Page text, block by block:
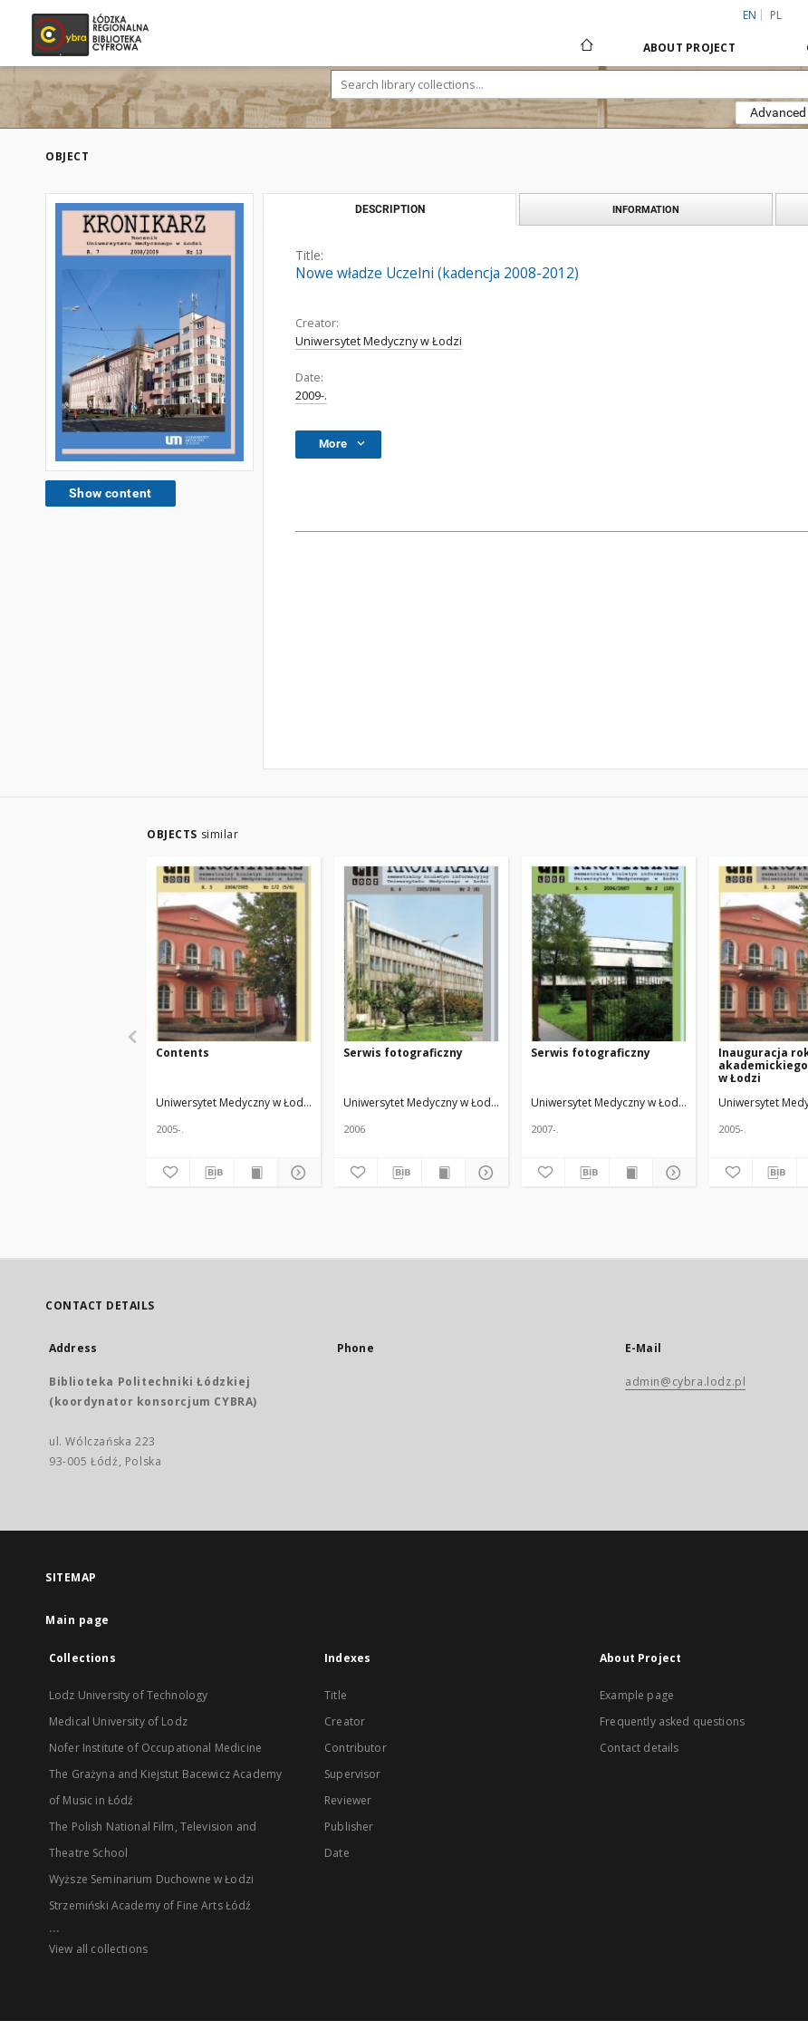
EN PL
ABOUT PROJECT
OBJECT
Show content
DESCRIPTION INFORMATION
Title:
Nowe władze Uczelni (kadencja 2008-2012)
Creator:
Uniwersytet Medyczny w Łodzi
Date:
2009-.
More
OBJECTS similar
Contents
Uniwersytet Medyczny w Łodzi Żmuda, Ryszard. Red. nacz.
2005-.
Serwis fotograficzny
Uniwersytet Medyczny w Łodzi Żmuda, Ryszard. Red. nacz.
2006
Serwis fotograficzny
Uniwersytet Medyczny w Łodzi Żmuda, Ryszard. Red.
2007-.
Inauguracja
akademickiego
w Łodzi
Uniwersytet
2005-.
CONTACT DETAILS
Address
Biblioteka Politechniki Łódzkiej
(koordynator konsorcjum CYBRA)
ul. Wólczańska 223
93-005 Łódź, Polska
Phone E-Mail
admin@cybra.lodz.pl
SITEMAP
Main page
Collections
Lodz University of Technology
Medical University of Lodz
Nofer Institute of Occupational Medicine
The Grażyna and Kiejstut Bacewicz Academy
of Music in Łódź
The Polish National Film, Television and
Theatre School
Wyższe Seminarium Duchowne w Łodzi
Strzemiński Academy of Fine Arts Łódź
...
View all collections
Indexes
Title
Creator
Contributor
Supervisor
Reviewer
Publisher
Date
About Project
Example page
Frequently asked questions
Contact details